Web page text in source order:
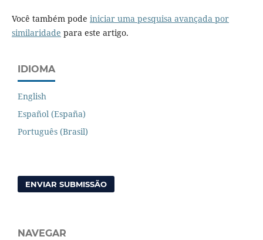
Você também pode iniciar uma pesquisa avançada por
similaridade para este artigo.
IDIOMA
English
Español (España)
Português (Brasil)
ENVIAR SUBMISSÃO
NAVEGAR